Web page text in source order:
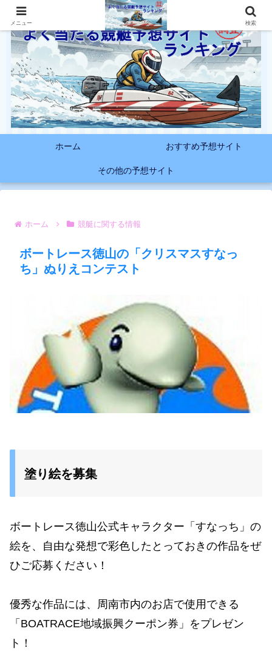
ホーム おすすめ予想サイト
その他の予想サイト
ホーム 競艇に関する情報
ボートレース徳山の「クリスマスすなっ
ち」ぬりえコンテスト
塗り絵を募集
ボートレース徳山公式キャラクター「すなっち」の
絵を、自由な発想で彩色したとっておきの作品をぜ
ひご応募ください！
優秀な作品には、周南市内のお店で使用できる
「BOATRACE地域振興クーポン券」をプレゼン
ト！
メニュー 検索